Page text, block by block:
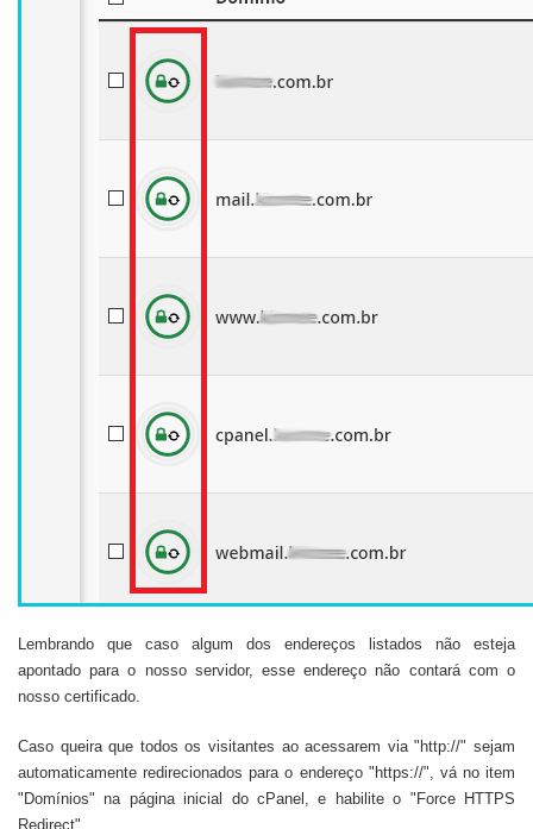
Lembrando que caso algum dos endereços listados não esteja
apontado para o nosso servidor, esse endereço não contará com o
nosso certificado.
Caso queira que todos os visitantes ao acessarem via "http://" sejam
automaticamente redirecionados para o endereço "https://", vá no item
"Domínios" na página inicial do cPanel, e habilite o "Force HTTPS
Redirect".